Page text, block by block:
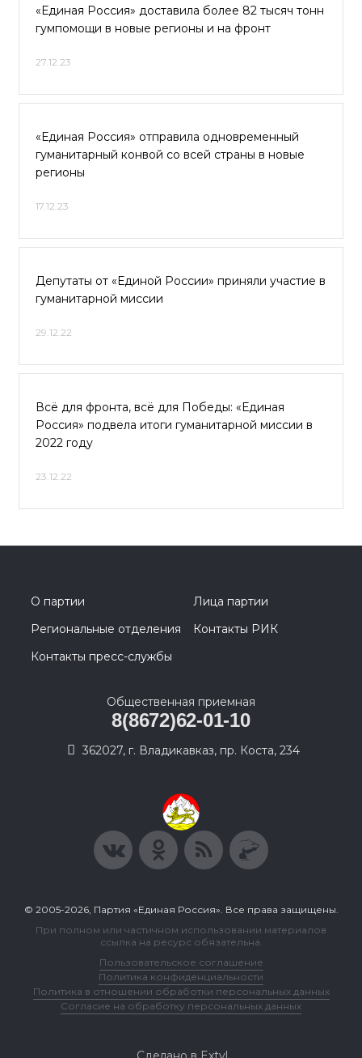
«Единая Россия» доставила более 82 тысяч тонн
гумпомощи в новые регионы и на фронт
27.12.23
«Единая Россия» отправила одновременный
гуманитарный конвой со всей страны в новые
регионы
17.12.23
Депутаты от «Единой России» приняли участие в
гуманитарной миссии
29.12.22
Всё для фронта, всё для Победы: «Единая
Россия» подвела итоги гуманитарной миссии в
2022 году
23.12.22
О партии
Лица партии
Региональные отделения
Контакты РИК
Контакты пресс-службы
Общественная приемная
8(8672)62-01-10
362027, г. Владикавказ, пр. Коста, 234
© 2005-2026, Партия «Единая Россия». Все права защищены.
При полном или частичном использовании материалов
ссылка на ресурс обязательна.
Пользовательское соглашение
Политика конфиденциальности
Политика в отношении обработки персональных данных
Согласие на обработку персональных данных